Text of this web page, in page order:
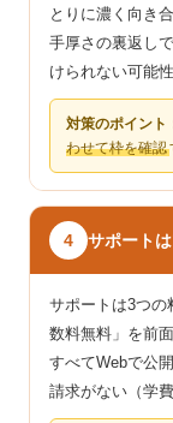
とりに濃く向き
手厚さの裏返し
けられない可能
対策のポイント
わせて枠を確認
4 サポート
サポートは3つの
数料無料」を前
すべてWebで公
請求がない（学